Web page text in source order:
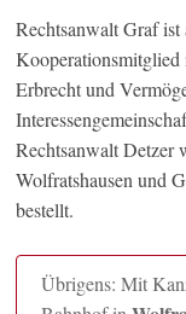
Rechtsanwalt Graf ist
Erbrecht und
Rechtsanwalt Detzer
Wolfratshausen und
bestellt.
Übrigens: Mit